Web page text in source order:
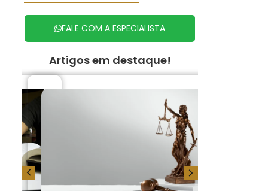
FALE COM A ESPECIALISTA
Artigos em destaque!